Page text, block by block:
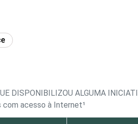
DISPONIBILIZOU ALGUMA
acesso à Internet¹